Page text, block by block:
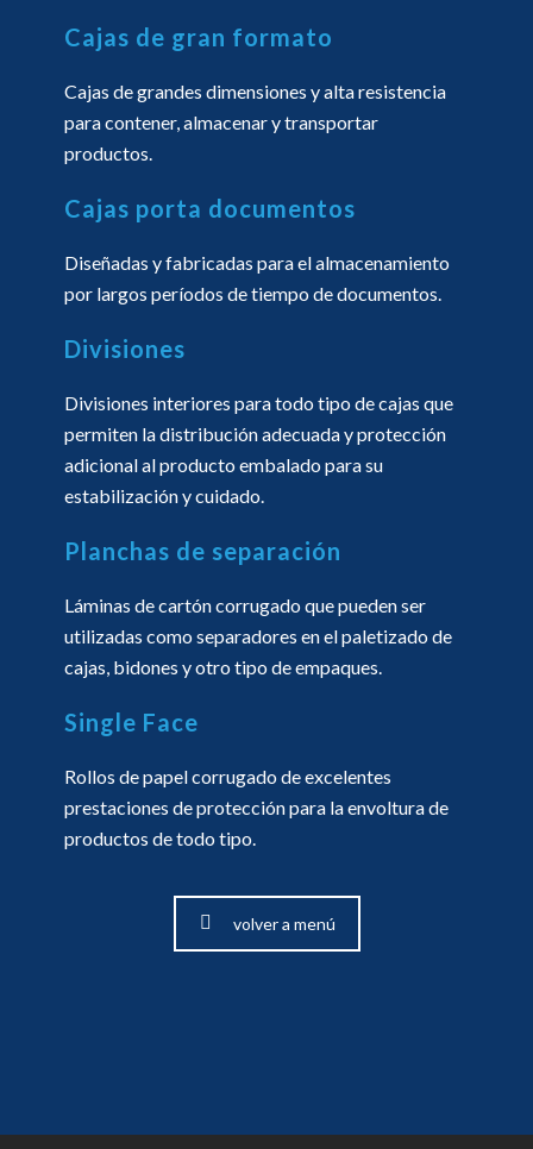
Cajas de gran formato
Cajas de grandes dimensiones y alta resistencia
para contener, almacenar y transportar
productos.
Cajas porta documentos
Diseñadas y fabricadas para el almacenamiento
por largos períodos de tiempo de documentos.
Divisiones
Divisiones interiores para todo tipo de cajas que
permiten la distribución adecuada y protección
adicional al producto embalado para su
estabilización y cuidado.
Planchas de separación
Láminas de cartón corrugado que pueden ser
utilizadas como separadores en el paletizado de
cajas, bidones y otro tipo de empaques.
Single Face
Rollos de papel corrugado de excelentes
prestaciones de protección para la envoltura de
productos de todo tipo.
volver a menú